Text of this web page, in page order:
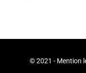
© 2021 - Mention